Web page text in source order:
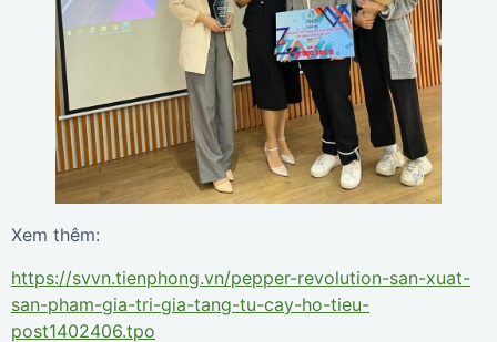
Xem thêm:
https://svvn.tienphong.vn/pepper-revolution-san-xuat-
san-pham-gia-tri-gia-tang-tu-cay-ho-tieu-
post1402406.tpo